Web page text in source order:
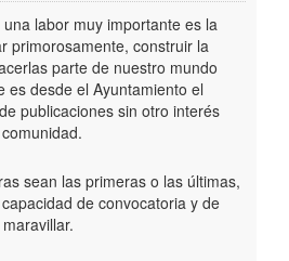
labor muy importante es la
primorosamente, construir la
parte de nuestro mundo
es desde el Ayuntamiento el
publicaciones sin otro interés
sean las primeras o las últimas,
de convocatoria y de